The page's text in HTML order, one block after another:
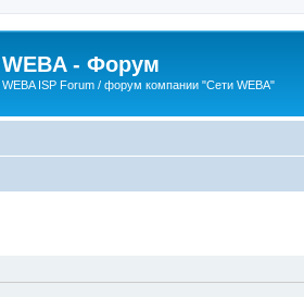
WEBA - Форум
WEBA ISP Forum / форум компании "Сети WEBA"